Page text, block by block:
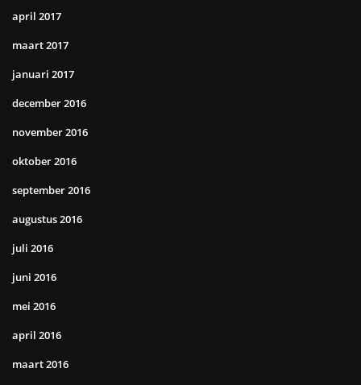
april 2017
maart 2017
januari 2017
december 2016
november 2016
oktober 2016
september 2016
augustus 2016
juli 2016
juni 2016
mei 2016
april 2016
maart 2016